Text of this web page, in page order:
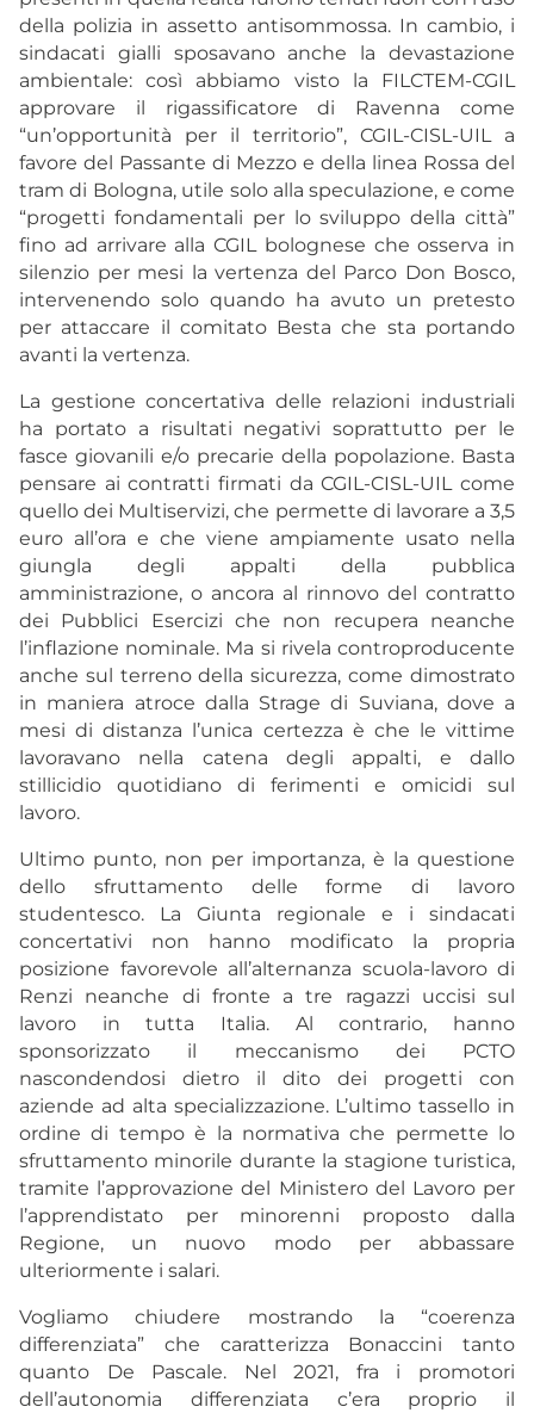
della polizia in assetto antisommossa. In cambio, i
sindacati gialli sposavano anche la devastazione
ambientale: così abbiamo visto la FILCTEM-CGIL
approvare il rigassificatore di Ravenna come
“un’opportunità per il territorio”, CGIL-CISL-UIL a
favore del Passante di Mezzo e della linea Rossa del
tram di Bologna, utile solo alla speculazione, e come
“progetti fondamentali per lo sviluppo della città”
fino ad arrivare alla CGIL bolognese che osserva in
silenzio per mesi la vertenza del Parco Don Bosco,
intervenendo solo quando ha avuto un pretesto
per attaccare il comitato Besta che sta portando
avanti la vertenza.
La gestione concertativa delle relazioni industriali
ha portato a risultati negativi soprattutto per le
fasce giovanili e/o precarie della popolazione. Basta
pensare ai contratti firmati da CGIL-CISL-UIL come
quello dei Multiservizi, che permette di lavorare a 3,5
euro all’ora e che viene ampiamente usato nella
giungla degli appalti della pubblica
amministrazione, o ancora al rinnovo del contratto
dei Pubblici Esercizi che non recupera neanche
l’inflazione nominale. Ma si rivela controproducente
anche sul terreno della sicurezza, come dimostrato
in maniera atroce dalla Strage di Suviana, dove a
mesi di distanza l’unica certezza è che le vittime
lavoravano nella catena degli appalti, e dallo
stillicidio quotidiano di ferimenti e omicidi sul
lavoro.
Ultimo punto, non per importanza, è la questione
dello sfruttamento delle forme di lavoro
studentesco. La Giunta regionale e i sindacati
concertativi non hanno modificato la propria
posizione favorevole all’alternanza scuola-lavoro di
Renzi neanche di fronte a tre ragazzi uccisi sul
lavoro in tutta Italia. Al contrario, hanno
sponsorizzato il meccanismo dei PCTO
nascondendosi dietro il dito dei progetti con
aziende ad alta specializzazione. L’ultimo tassello in
ordine di tempo è la normativa che permette lo
sfruttamento minorile durante la stagione turistica,
tramite l’approvazione del Ministero del Lavoro per
l’apprendistato per minorenni proposto dalla
Regione, un nuovo modo per abbassare
ulteriormente i salari.
Vogliamo chiudere mostrando la “coerenza
differenziata” che caratterizza Bonaccini tanto
quanto De Pascale. Nel 2021, fra i promotori
dell’autonomia differenziata c’era proprio il